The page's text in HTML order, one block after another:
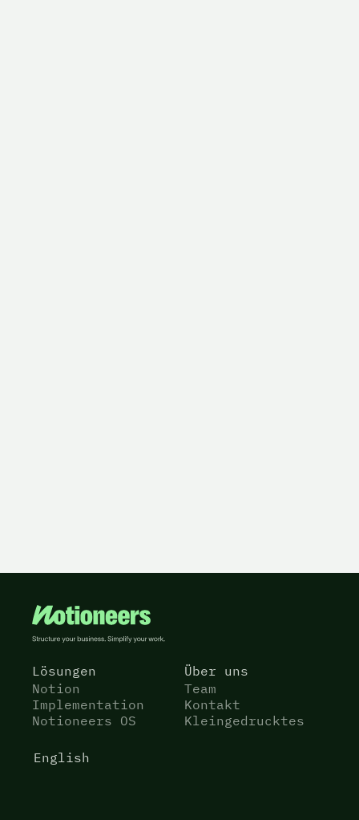
Lösungen
Notion
Implementation
Notioneers OS
Über uns
Team
Kontakt
Kleingedrucktes
English